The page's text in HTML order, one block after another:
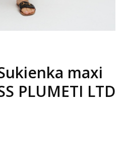
maxi
PLUMETI LTD